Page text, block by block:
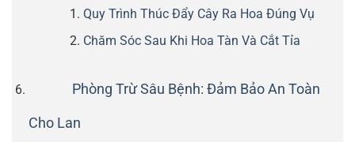
Quy Trình Thúc Đẩy Cây Ra Hoa Đúng Vụ
Chăm Sóc Sau Khi Hoa Tàn Và Cắt Tỉa
Phòng Trừ Sâu Bệnh: Đảm Bảo An Toàn
Cho Lan